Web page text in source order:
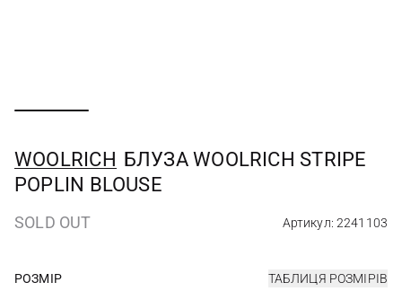
WOOLRICH БЛУЗА WOOLRICH STRIPE
POPLIN BLOUSE
SOLD OUT Артикул: 2241103
РОЗМІР ТАБЛИЦЯ РОЗМІРІВ